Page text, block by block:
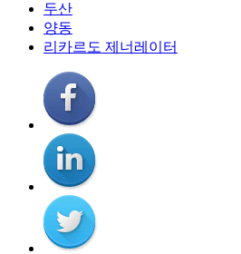
두산
양동
리카르도 제너레이터